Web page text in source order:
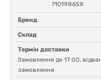
7101986SX
Бренд
Склад
Термін доставки
Замовлення до 17:00,
замовлення